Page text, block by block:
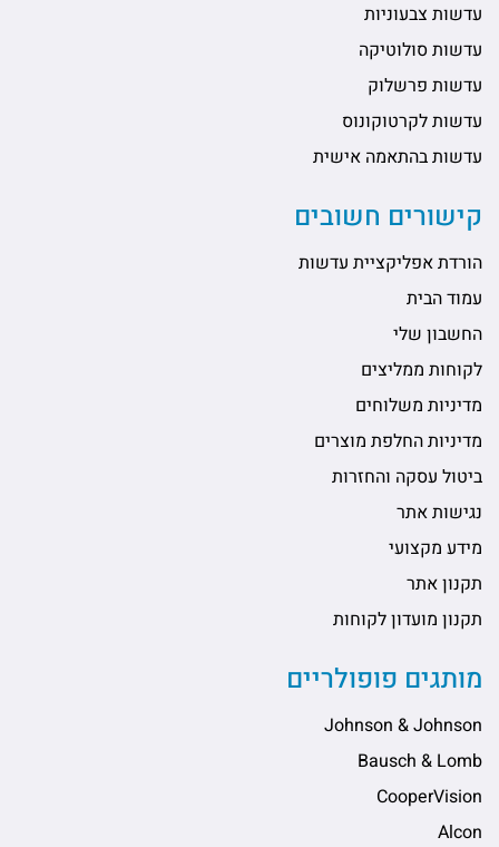
עדשות צבעוניות
עדשות סולוטיקה
עדשות פרשלוק
עדשות לקרטוקונוס
עדשות בהתאמה אישית
קישורים חשובים
הורדת אפליקציית עדשות
עמוד הבית
החשבון שלי
לקוחות ממליצים
מדיניות משלוחים
מדיניות החלפת מוצרים
ביטול עסקה והחזרות
נגישות אתר
מידע מקצועי
תקנון אתר
תקנון מועדון לקוחות
מותגים פופולריים
Johnson & Johnson
Bausch & Lomb
CooperVision
Alcon